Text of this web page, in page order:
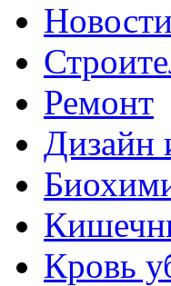
Новости
Ремонт
Дизайн
Кровь